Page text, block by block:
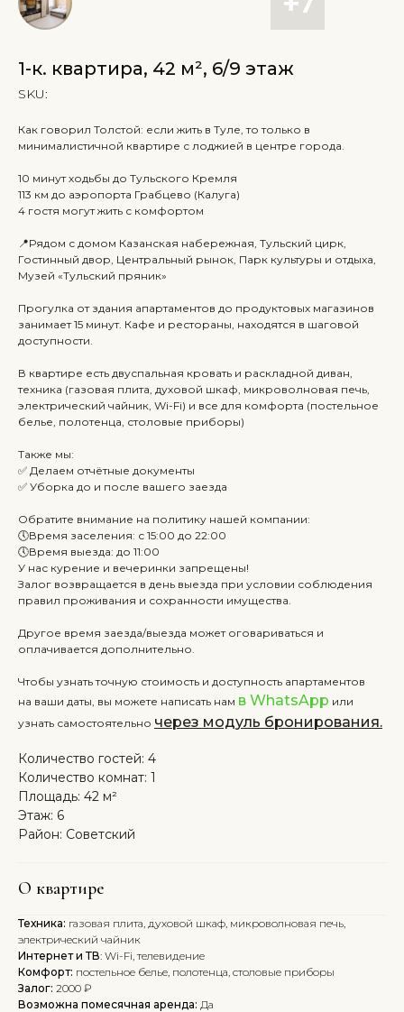
1-к. квартира, 42 м², 6/9 этаж
SKU:
Как говорил Толстой: если жить в Туле, то только в
минималистичной квартире с лоджией в центре города.
10 минут ходьбы до Тульского Кремля
113 км до аэропорта Грабцево (Калуга)
4 гостя могут жить с комфортом
📍Рядом с домом Казанская набережная, Тульский цирк,
Гостинный двор, Центральный рынок, Парк культуры и отдыха,
Музей «Тульский пряник»
Прогулка от здания апартаментов до продуктовых магазинов
занимает 15 минут. Кафе и рестораны, находятся в шаговой
доступности.
В квартире есть двуспальная кровать и раскладной диван,
техника (газовая плита, духовой шкаф, микроволновая печь,
электрический чайник, Wi-Fi) и все для комфорта (постельное
белье, полотенца, столовые приборы)
Также мы:
✅ Делаем отчётные документы
✅ Уборка до и после вашего заезда
Обратите внимание на политику нашей компании:
🕔Время заселения: с 15:00 до 22:00
🕔Время выезда: до 11:00
У нас курение и вечеринки запрещены!
Залог возвращается в день выезда при условии соблюдения
правил проживания и сохранности имущества.
Другое время заезда/выезда может оговариваться и
оплачивается дополнительно.
Чтобы узнать точную стоимость и доступность апартаментов
на ваши даты, вы можете написать нам в WhatsApp или
узнать самостоятельно через модуль бронирования.
Количество гостей: 4
Количество комнат: 1
Площадь: 42 м²
Этаж: 6
Район: Советский
О квартире
Техника: газовая плита, духовой шкаф, микроволновая печь,
электрический чайник
Интернет и ТВ: Wi-Fi, телевидение
Комфорт: постельное белье, полотенца, столовые приборы
Залог: 2000 ₽
Возможна помесячная аренда: Да